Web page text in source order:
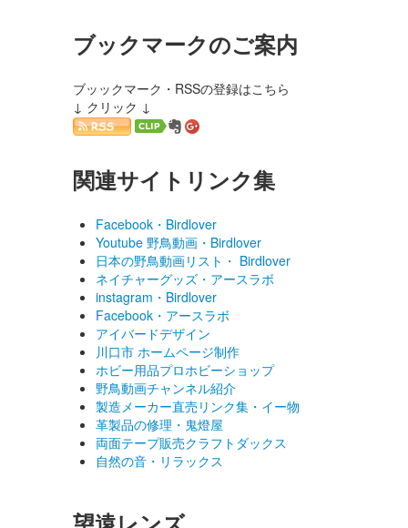
ブックマークのご案内
ブッックマーク・RSSの登録はこちら
↓ クリック ↓
関連サイトリンク集
Facebook・Birdlover
Youtube 野鳥動画・Birdlover
日本の野鳥動画リスト・ Birdlover
ネイチャーグッズ・アースラボ
instagram・Birdlover
Facebook・アースラボ
アイバードデザイン
川口市 ホームページ制作
ホビー用品プロホビーショップ
野鳥動画チャンネル紹介
製造メーカー直売リンク集・イー物
革製品の修理・鬼燈屋
両面テープ販売クラフトダックス
自然の音・リラックス